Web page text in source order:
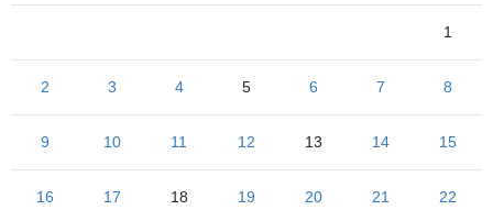
初撮り
は青森駅の北側を横断する青森ベイブリッジと青い森鉄道
の車輛を青森駅跨線橋から撮ったものです
悪友はこれとほぼ同じ配置で日中時間帯に撮影していて「
これは
1
2 3 4 5 6 7 8
9 10 11 12 13 14 15
16 17 18 19 20 21 22